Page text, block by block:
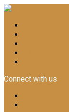
Connect with us